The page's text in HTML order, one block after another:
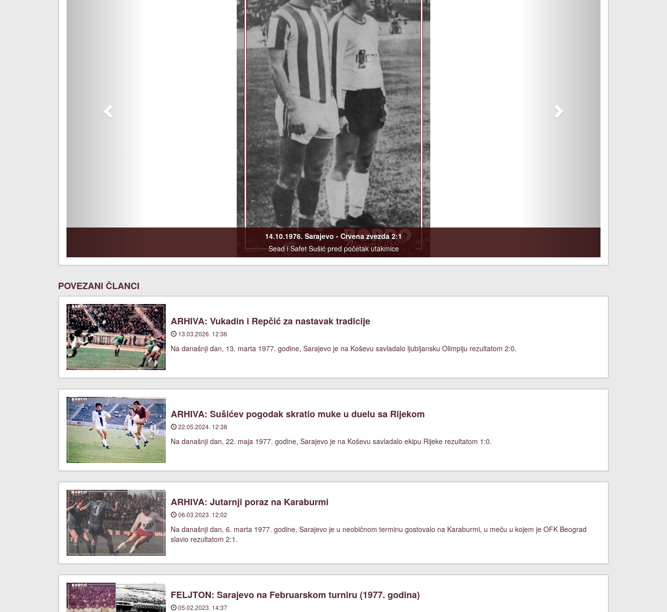
14.10.1976. Sarajevo - Crvena zvezda 2:1
Sead i Safet Sušić pred početak utakmice
POVEZANI ČLANCI
ARHIVA: Vukadin i Repčić za nastavak tradicije
13.03.2026. 12:36
Na današnji dan, 13. marta 1977. godine, Sarajevo je na Koševu savladalo ljubljansku Olimpiju rezultatom 2:0.
ARHIVA: Sušićev pogodak skratio muke u duelu sa Rijekom
22.05.2024. 12:38
Na današnji dan, 22. maja 1977. godine, Sarajevo je na Koševu savladalo ekipu Rijeke rezultatom 1:0.
ARHIVA: Jutarnji poraz na Karaburmi
06.03.2023. 12:02
Na današnji dan, 6. marta 1977. godine, Sarajevo je u neobičnom terminu gostovalo na Karaburmi, u meču u kojem je OFK Beograd
slavio rezultatom 2:1.
FELJTON: Sarajevo na Februarskom turniru (1977. godina)
05.02.2023. 14:37